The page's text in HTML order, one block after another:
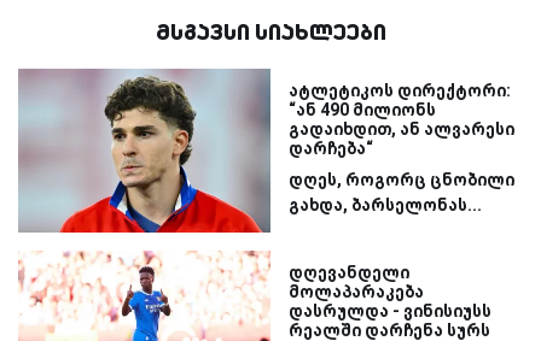
მსგავსი სიახლეები
ატლეტიკოს დირექტორი:
“ან 490 მილიონს
გადაიხდით, ან ალვარესი
დარჩება“
დღეს, როგორც ცნობილი
გახდა, ბარსელონას...
დღევანდელი
მოლაპარაკება
დასრულდა - ვინისიუსს
რეალში დარჩენა სურს